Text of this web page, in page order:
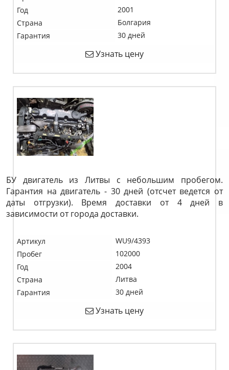
Год
2001
Страна
Болгария
Гарантия
30 дней
Узнать цену
БУ двигатель из Литвы с небольшим пробегом.
Гарантия на двигатель - 30 дней (отсчет ведется от
даты отгрузки). Время доставки от 4 дней в
зависимости от города доставки.
Артикул
WU9/4393
Пробег
102000
Год
2004
Страна
Литва
Гарантия
30 дней
Узнать цену